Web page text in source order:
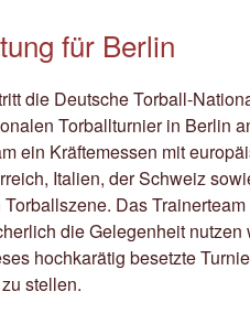
für Berlin
die Deutsche Torball-
Torballturnier in Berlin
ein Kräftemessen mit
Italien, der Schweiz
Das
die Gelegenheit
hochkarätig besetzte
stellen.